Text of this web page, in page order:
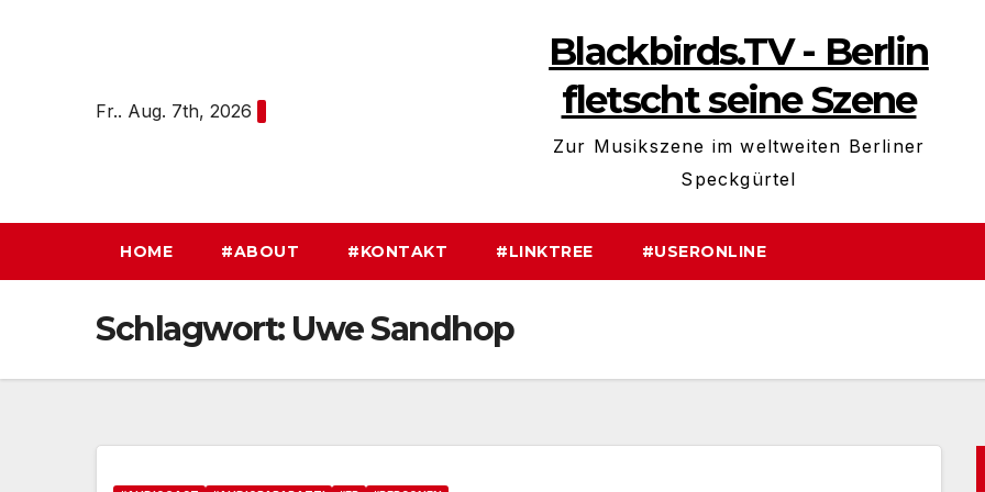
Fr.. Aug. 7th, 2026
Blackbirds.TV - Berlin
fletscht seine Szene
Zur Musikszene im weltweiten Berliner
Speckgürtel
HOME #ABOUT #KONTAKT #LINKTREE #USERONLINE
Schlagwort: Uwe Sandhop